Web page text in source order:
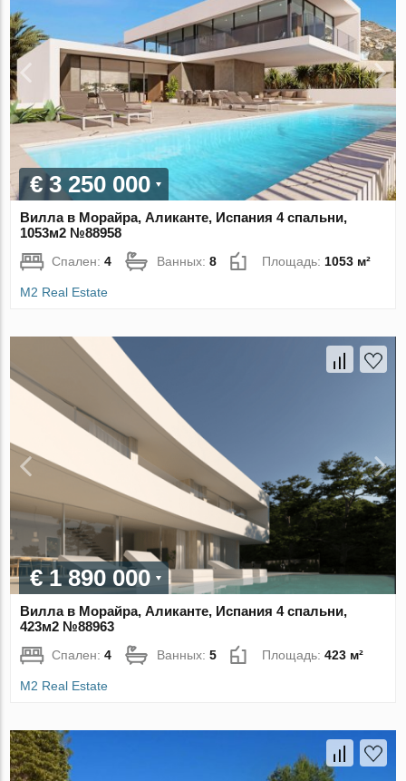
€ 3 250 000
Вилла в Морайра, Аликанте, Испания 4 спальни,
1053м2 №88958
Спален:4 Ванных:8 Площадь:1053 м²
M2 Real Estate
€ 1 890 000
Вилла в Морайра, Аликанте, Испания 4 спальни,
423м2 №88963
Спален:4 Ванных:5 Площадь:423 м²
M2 Real Estate